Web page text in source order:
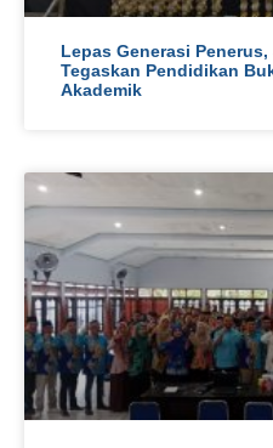
Lepas Generasi
Tegaskan Pendidikan
Akademik